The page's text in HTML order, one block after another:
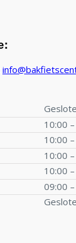
10:00
10:00
10:00
10:00
09:00